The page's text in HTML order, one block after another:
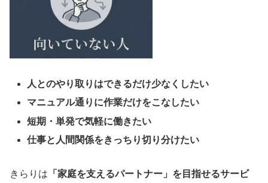
人とのやり取りはできるだけ少なくしたい
マニュアル通りに作業だけをこなしたい
短期・単発で気軽に働きたい
仕事と人間関係をきっちり切り分けたい
きらりは 「家庭を支えるパートナー」を目指せるサービ